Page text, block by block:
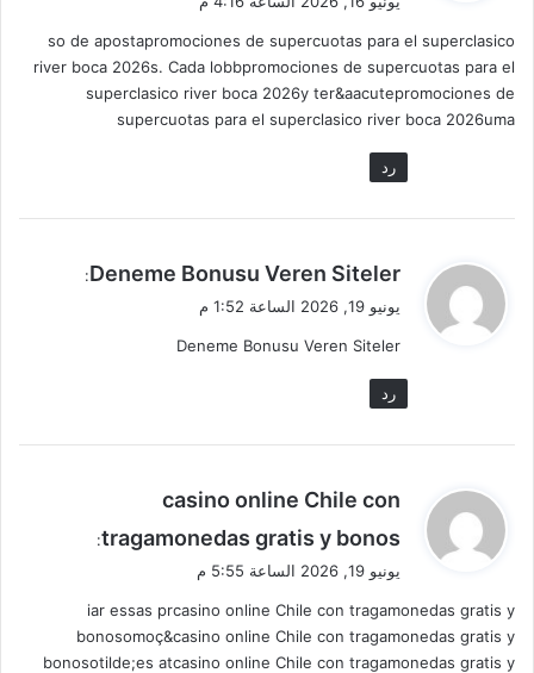
ل
so de apostapromociones de supercuotas para el superclasico
river boca 2026s. Cada lobbpromociones de supercuotas para el
superclasico river boca 2026y ter&aacutepromociones de
supercuotas para el superclasico river boca 2026uma
رد
ي
ل
Deneme Bonusu Veren Siteler
:
يونيو 19, 2026 الساعة 1:52 م
Deneme Bonusu Veren Siteler
رد
ي
و
ل
casino online Chile con
tragamonedas gratis y bonos
:
يونيو 19, 2026 الساعة 5:55 م
iar essas prcasino online Chile con tragamonedas gratis y
bonosomoç&casino online Chile con tragamonedas gratis y
bonosotilde;es atcasino online Chile con tragamonedas gratis y